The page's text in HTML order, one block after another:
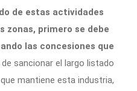
de estas actividades
zonas, primero se debe
las concesiones que
sancionar el largo listado
mantiene esta industria,